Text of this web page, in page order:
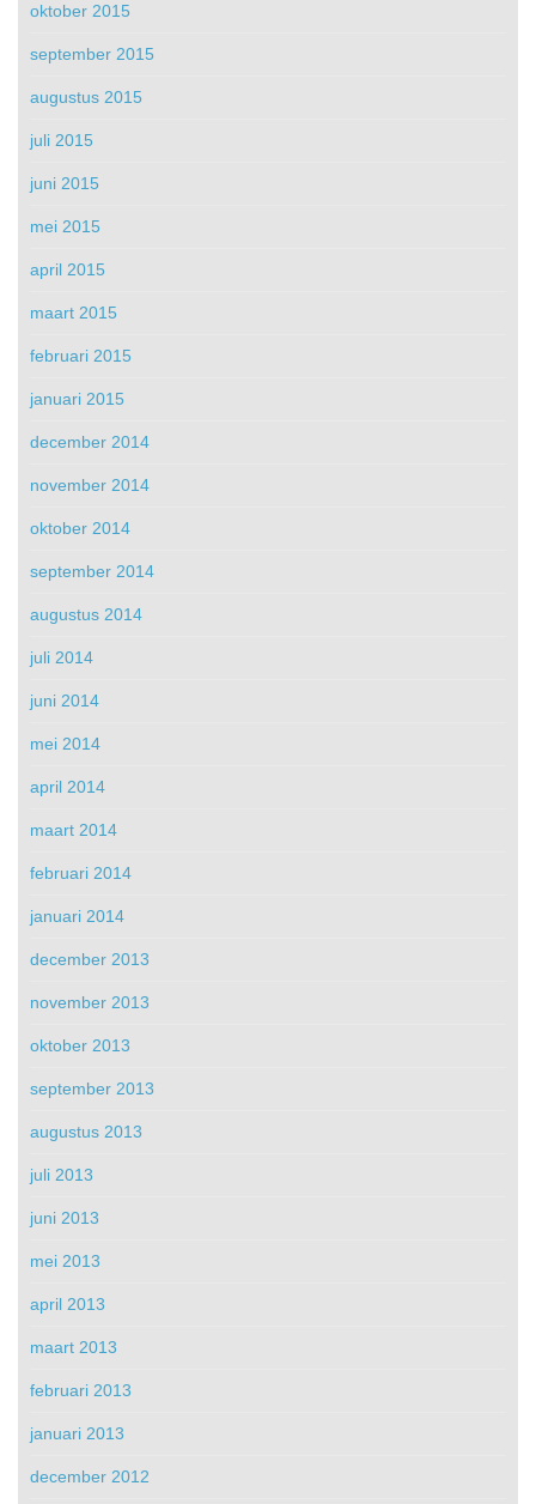
oktober 2015
september 2015
augustus 2015
juli 2015
juni 2015
mei 2015
april 2015
maart 2015
februari 2015
januari 2015
december 2014
november 2014
oktober 2014
september 2014
augustus 2014
juli 2014
juni 2014
mei 2014
april 2014
maart 2014
februari 2014
januari 2014
december 2013
november 2013
oktober 2013
september 2013
augustus 2013
juli 2013
juni 2013
mei 2013
april 2013
maart 2013
februari 2013
januari 2013
december 2012